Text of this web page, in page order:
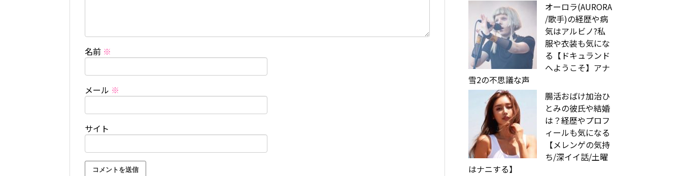
名前 ※
メール ※
サイト
オーロラ(AURORA
/歌手)の経歴や病
気はアルビノ?私
服や衣装も気にな
る【ドキュランド
へようこそ】アナ
雪2の不思議な声
腸活おばけ加治ひ
とみの彼氏や結婚
は？経歴やプロフ
ィールも気になる
【メレンゲの気持
ち/深イイ話/土曜
はナニする】